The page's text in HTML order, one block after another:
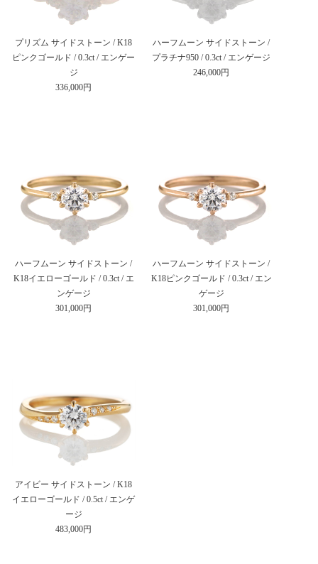
プリズム サイドストーン / K18
ピンクゴールド / 0.3ct / エンゲー
ジ
336,000円
ハーフムーン サイドストーン /
プラチナ950 / 0.3ct / エンゲージ
246,000円
ハーフムーン サイドストーン /
K18イエローゴールド / 0.3ct / エ
ンゲージ
301,000円
ハーフムーン サイドストーン /
K18ピンクゴールド / 0.3ct / エン
ゲージ
301,000円
アイビー サイドストーン / K18
イエローゴールド / 0.5ct / エンゲ
ージ
483,000円